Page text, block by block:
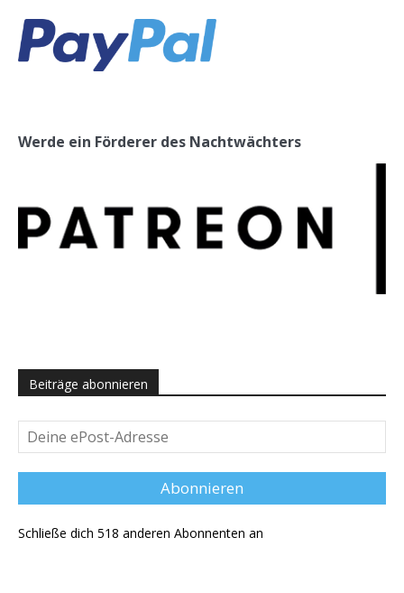
Werde ein Förderer des Nachtwächters
Beiträge abonnieren
Deine
ePost-
Adresse
Abonnieren
Schließe dich 518 anderen Abonnenten an